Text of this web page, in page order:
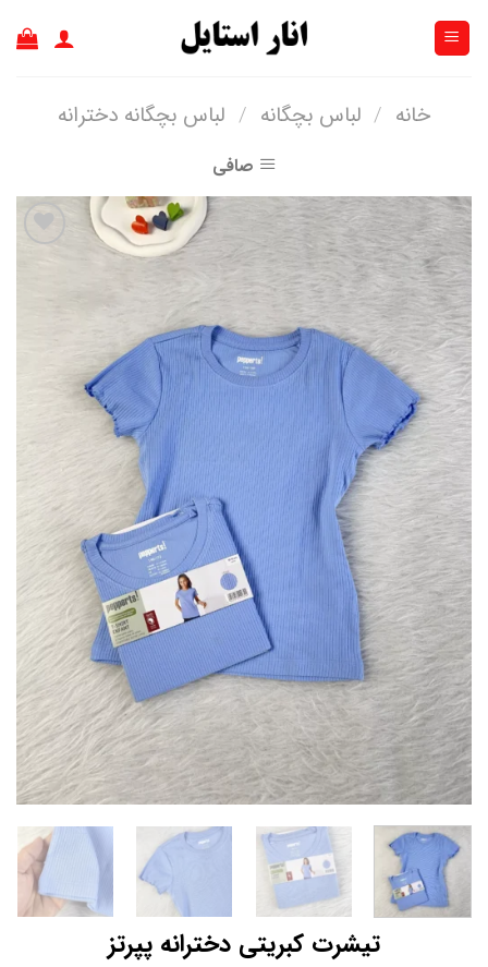
خانه / لباس بچگانه / لباس بچگانه دخترانه
صافی
تیشرت کبریتی دخترانه پپرتز